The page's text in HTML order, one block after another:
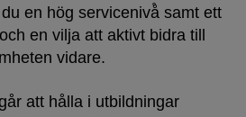
en hög servicenivå̊ samt ett
en vilja att aktivt bidra till
vidare.
att hålla i utbildningar